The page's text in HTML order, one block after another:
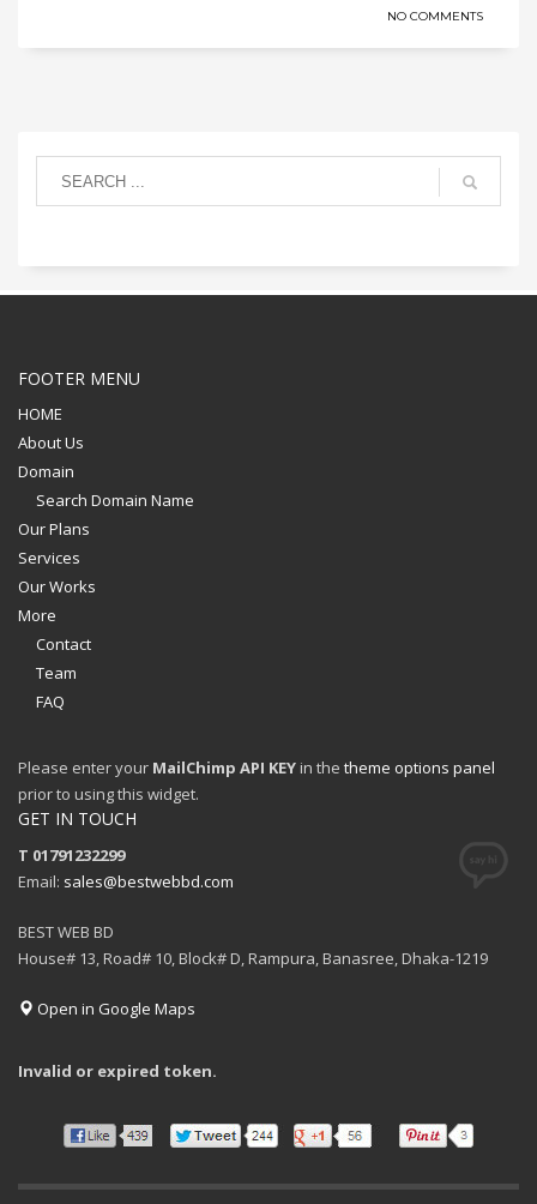
NO COMMENTS
FOOTER MENU
HOME
About Us
Domain
Search Domain Name
Our Plans
Services
Our Works
More
Contact
Team
FAQ
Please enter your MailChimp API KEY in the theme options panel
prior to using this widget.
GET IN TOUCH
T 01791232299
Email: sales@bestwebbd.com
BEST WEB BD
House# 13, Road# 10, Block# D, Rampura, Banasree, Dhaka-1219
Open in Google Maps
Invalid or expired token.